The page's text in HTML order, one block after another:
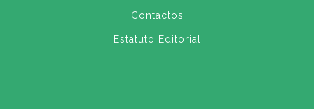
Contactos
Estatuto Editorial